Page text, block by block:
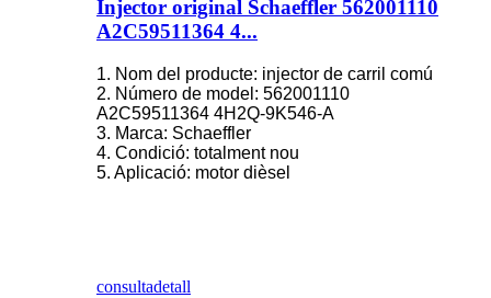
Injector original Schaeffler 562001110
A2C59511364 4...
1. Nom del producte: injector de carril comú
2. Número de model: 562001110
A2C59511364 4H2Q-9K546-A
3. Marca: Schaeffler
4. Condició: totalment nou
5. Aplicació: motor dièsel
consultadetall